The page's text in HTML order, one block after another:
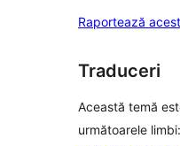
Raportează
Traduceri
Această temă
următoarele limbi: